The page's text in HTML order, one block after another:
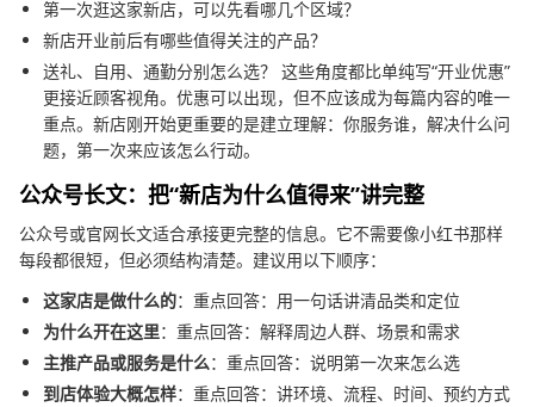
第一次逛这家新店，可以先看哪几个区域？
新店开业前后有哪些值得关注的产品？
送礼、自用、通勤分别怎么选？ 这些角度都比单纯写“开业优惠”
更接近顾客视角。优惠可以出现，但不应该成为每篇内容的唯一
重点。新店刚开始更重要的是建立理解：你服务谁，解决什么问
题，第一次来应该怎么行动。
公众号长文：把“新店为什么值得来”讲完整
公众号或官网长文适合承接更完整的信息。它不需要像小红书那样
每段都很短，但必须结构清楚。建议用以下顺序：
这家店是做什么的：重点回答：用一句话讲清品类和定位
为什么开在这里：重点回答：解释周边人群、场景和需求
主推产品或服务是什么：重点回答：说明第一次来怎么选
到店体验大概怎样：重点回答：讲环境、流程、时间、预约方式